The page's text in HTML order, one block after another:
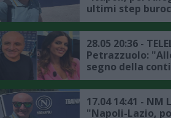
ultimi step
primi nomi sul
28.05 20:36 -
Petrazzuolo:
segno della
vertice ed idee
mercato"
17.04 14:41 - NM
"Napoli-Lazio,